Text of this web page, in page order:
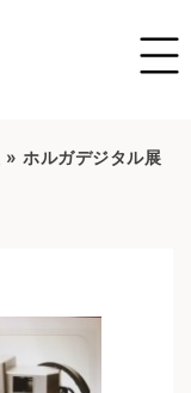
» ホルガデジタル展